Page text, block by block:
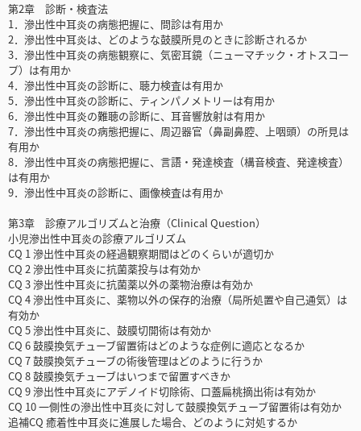
第2章 診断・検査法
1．滲出性中耳炎の病態把握に、問診は有用か
2．滲出性中耳炎は、どのような鼓膜所見のときに診断されるか
3．滲出性中耳炎の病態観察に、気密耳鏡（ニューマチック・オトスコー
プ）は有用か
4．滲出性中耳炎の診断に、聴力検査は有用か
5．滲出性中耳炎の診断に、ティンパノメトリーは有用か
6．滲出性中耳炎の難聴の診断に、耳音響放射は有用か
7．滲出性中耳炎の病態把握に、周辺器官（鼻副鼻腔、上咽頭）の所見は
有用か
8．滲出性中耳炎の病態把握に、言語・発達検査（構音検査、発達検査）
は有用か
9．滲出性中耳炎の診断に、画像検査は有用か
第3章 診療アルゴリズムと治療（Clinical Question）
小児滲出性中耳炎の診療アルゴリズム
CQ 1 滲出性中耳炎の経過観察期間はどのくらいが適切か
CQ 2 滲出性中耳炎に抗菌薬投与は有効か
CQ 3 滲出性中耳炎に抗菌薬以外の薬物治療は有効か
CQ 4 滲出性中耳炎に、薬物以外の保存的治療（局所処置や自己通気）は
有効か
CQ 5 滲出性中耳炎に、鼓膜切開術は有効か
CQ 6 鼓膜換気チューブ留置術はどのような症例に適応となるか
CQ 7 鼓膜換気チューブの術後管理はどのように行うか
CQ 8 鼓膜換気チューブはいつまで留置すべきか
CQ 9 滲出性中耳炎にアデノイド切除術、口蓋扁桃摘出術は有効か
CQ 10 一側性の滲出性中耳炎に対して鼓膜換気チューブ留置術は有効か
追補CQ 癒着性中耳炎に進展した場合、どのように対処するか